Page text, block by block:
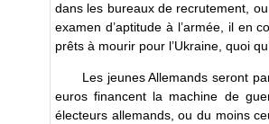
dans les bureaux de recrutement,
examen d’aptitude à l’armée, il en
prêts à mourir pour l’Ukraine, quoi
Les jeunes Allemands seront
euros financent la machine de
électeurs allemands, ou du moins